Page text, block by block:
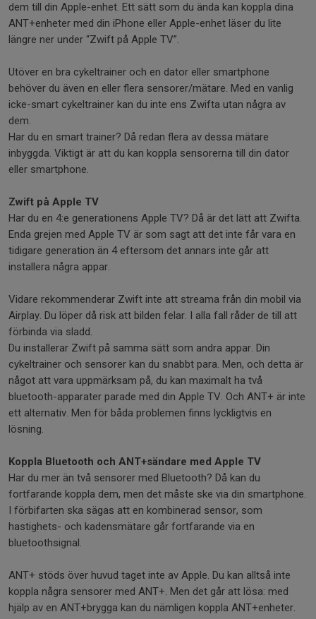
dem till din Apple-enhet. Ett sätt som du ända kan koppla dina
ANT+enheter med din iPhone eller Apple-enhet läser du lite
längre ner under “Zwift på Apple TV”.
Utöver en bra cykeltrainer och en dator eller smartphone
behöver du även en eller flera sensorer/mätare. Med en vanlig
icke-smart cykeltrainer kan du inte ens Zwifta utan några av
dem.
Har du en smart trainer? Då redan flera av dessa mätare
inbyggda. Viktigt är att du kan koppla sensorerna till din dator
eller smartphone.
Zwift på Apple TV
Har du en 4:e generationens Apple TV? Då är det lätt att Zwifta.
Enda grejen med Apple TV är som sagt att det inte får vara en
tidigare generation än 4 eftersom det annars inte går att
installera några appar.
Vidare rekommenderar Zwift inte att streama från din mobil via
Airplay. Du löper då risk att bilden felar. I alla fall råder de till att
förbinda via sladd.
Du installerar Zwift på samma sätt som andra appar. Din
cykeltrainer och sensorer kan du snabbt para. Men, och detta är
något att vara uppmärksam på, du kan maximalt ha två
bluetooth-apparater parade med din Apple TV. Och ANT+ är inte
ett alternativ. Men för båda problemen finns lyckligtvis en
lösning.
Koppla Bluetooth och ANT+sändare med Apple TV
Har du mer än två sensorer med Bluetooth? Då kan du
fortfarande koppla dem, men det måste ske via din smartphone.
I förbifarten ska sägas att en kombinerad sensor, som
hastighets- och kadensmätare går fortfarande via en
bluetoothsignal.
ANT+ stöds över huvud taget inte av Apple. Du kan alltså inte
koppla några sensorer med ANT+. Men det går att lösa: med
hjälp av en ANT+brygga kan du nämligen koppla ANT+enheter.